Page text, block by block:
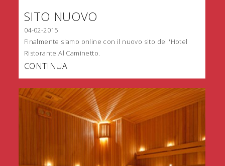
SITO NUOVO
04-02-2015
Finalmente siamo online con il nuovo sito dell'Hotel
Ristorante Al Caminetto.
CONTINUA